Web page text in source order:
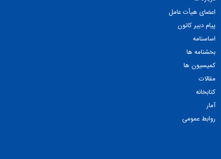
اعضای هیأت عامل
پیام دبیر کانون
اساسنامه
بخشنامه ها
کمیسیون ها
مقالات
کتابخانه
آمار
روابط عمومی